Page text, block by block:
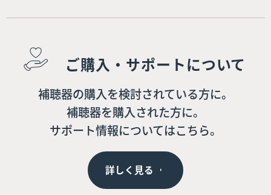
ご購入・サポートについて
補聴器の購入を検討されている方に。
補聴器を購入された方に。
サポート情報についてはこちら。
詳しく見る